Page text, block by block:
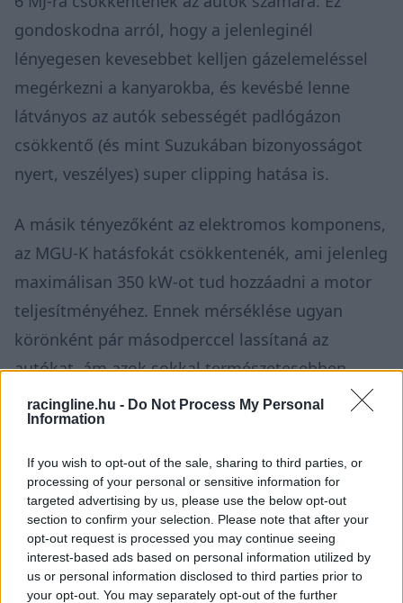
racingline.hu - Do Not Process My Personal
Information
If you wish to opt-out of the sale, sharing to third parties, or
processing of your personal or sensitive information for
targeted advertising by us, please use the below opt-out
section to confirm your selection. Please note that after your
opt-out request is processed you may continue seeing
interest-based ads based on personal information utilized by
us or personal information disclosed to third parties prior to
your opt-out. You may separately opt-out of the further
gondoskodna arról, hogy a jelenleginél
lényegesen kevesebbet kelljen gázelemeléssel
megérkezni a kanyarokba, és kevésbé lenne
látványos az autók sebességét padlógázon
csökkentő (és mint Suzukában bizonyosságot
nyert, veszélyes) super clipping hatása is.
A másik tényezőként az elektromos komponens,
az MGU-K hatásfokát csökkentenék, ami jelenleg
maximálisan 350 kW-ot tud hozzáadni a motor
teljesítményéhez. Ennek mérséklése ugyan
körönként pár másodperccel lassítaná az
autókat, ám azok sokkal természetesebben
viselkednének, például nem fogyna el az
elektromos rásegítésük az egyenesek közepén.
A lap szerint az FIA jelentősebb csökkentést
javasol, hogy az MGU-K a 350 helyett akár
csupán 200 kW leadására legyen képes, ám az F1
kereskedelmi jogait birtokló Liberty Media nem
szeretne drasztikus változtatást látni ezen a